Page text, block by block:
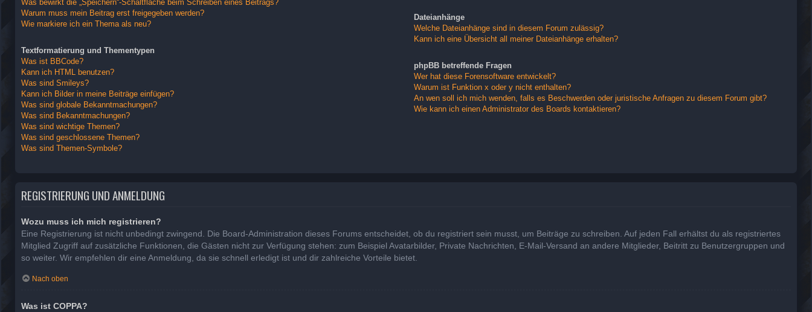
Was bewirkt die „Speichern“-Schaltfläche beim Schreiben eines Beitrags?
Warum muss mein Beitrag erst freigegeben werden?
Wie markiere ich ein Thema als neu?
Textformatierung und Thementypen
Was ist BBCode?
Kann ich HTML benutzen?
Was sind Smileys?
Kann ich Bilder in meine Beiträge einfügen?
Was sind globale Bekanntmachungen?
Was sind Bekanntmachungen?
Was sind wichtige Themen?
Was sind geschlossene Themen?
Was sind Themen-Symbole?
Dateianhänge
Welche Dateianhänge sind in diesem Forum zulässig?
Kann ich eine Übersicht all meiner Dateianhänge erhalten?
phpBB betreffende Fragen
Wer hat diese Forensoftware entwickelt?
Warum ist Funktion x oder y nicht enthalten?
An wen soll ich mich wenden, falls es Beschwerden oder juristische Anfragen zu diesem Forum gibt?
Wie kann ich einen Administrator des Boards kontaktieren?
REGISTRIERUNG UND ANMELDUNG
Wozu muss ich mich registrieren?
Eine Registrierung ist nicht unbedingt zwingend. Die Board-Administration dieses Forums entscheidet, ob du registriert sein musst, um Beiträge zu schreiben. Auf jeden Fall erhältst du als registriertes
Mitglied Zugriff auf zusätzliche Funktionen, die Gästen nicht zur Verfügung stehen: zum Beispiel Avatarbilder, Private Nachrichten, E-Mail-Versand an andere Mitglieder, Beitritt zu Benutzergruppen und
so weiter. Wir empfehlen dir eine Anmeldung, da sie schnell erledigt ist und dir zahlreiche Vorteile bietet.
Nach oben
Was ist COPPA?